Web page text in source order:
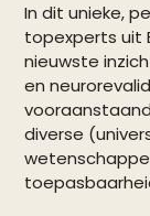
In dit unieke,
topexperts uit
nieuwste
en
diverse